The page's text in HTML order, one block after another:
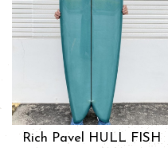
Rich Pavel HULL FISH